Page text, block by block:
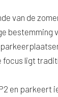
van de
focus ligt
en